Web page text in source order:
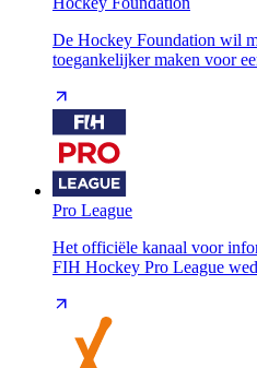
De Hockey Foundation wil
toegankelijker maken voor
Pro League
Het officiële kanaal voor
FIH Hockey Pro League